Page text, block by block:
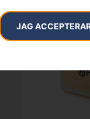
JAG